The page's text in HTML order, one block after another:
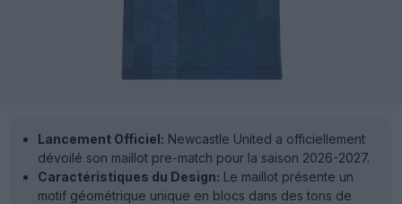
Lancement Officiel: Newcastle United a officiellement
dévoilé son maillot pre-match pour la saison 2026-2027.
Caractéristiques du Design: Le maillot présente un
motif géométrique unique en blocs dans des tons de